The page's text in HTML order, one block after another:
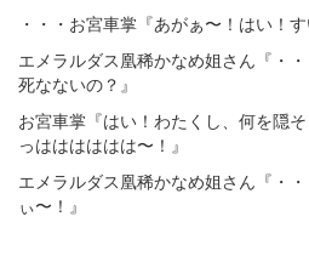
・・・お宮車掌『あがぁ〜！はい！す
エメラルダス凰稀かなめ姐さん『・
死なないの？』
お宮車掌『はい！わたくし、何を隠
っはははははは〜！』
エメラルダス凰稀かなめ姐さん『・
ぃ〜！』